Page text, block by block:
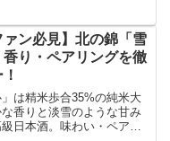
ァン必見】北の錦「雪
り・ペアリングを徹
は精米歩合35%の純米大
香りと淡雪のような甘み
日本酒。味わい・ペアリ